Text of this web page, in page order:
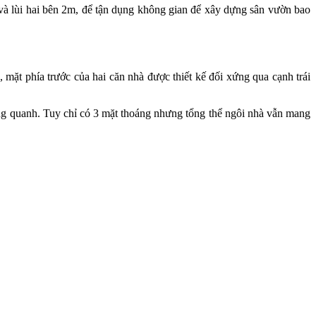
hai bên 2m, để tận dụng không gian để xây dựng sân vườn bao
phía trước của hai căn nhà được thiết kế đối xứng qua cạnh trái
Tuy chỉ có 3 mặt thoáng nhưng tổng thể ngôi nhà vẫn mang